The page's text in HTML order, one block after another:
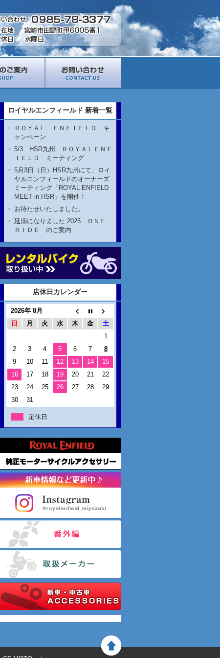
ロイヤルエンフィールド 新着一覧
ＲＯＹＡＬ ＥＮＦＩＥＬＤ キ
ャンペーン
5/3 HSR九州 ＲＯＹＡＬＥＮＦ
ＩＥＬＤ ミーティング
5月3日（日）HSR九州にて、ロイ
ヤルエンフィールドのオーナーズ
ミーティング「ROYAL ENFIELD
MEET in HSR」を開催！
お待たせいたしました。
延期になりました 2025 ＯＮＥ
ＲＩＤＥ のご案内
店休日カレンダー
2026年 8月
日
月 火 水 木 金
土
1
2
3 4 5 6 7
8
9
10 11 12 13 14
15
16
17 18 19 20 21
22
23
24 25 26 27 28
29
30
31
定休日